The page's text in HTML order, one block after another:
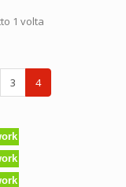
1 volta
3 4